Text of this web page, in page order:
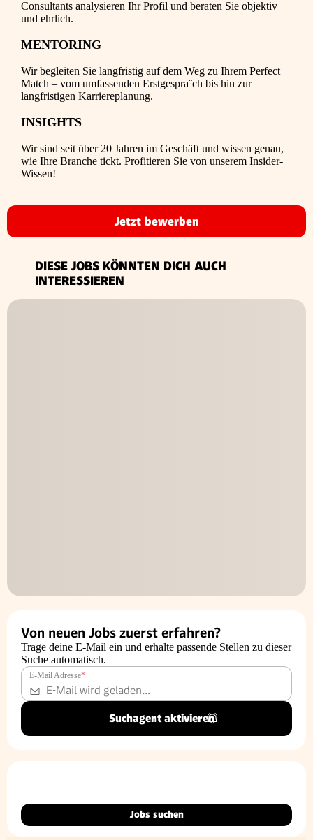
Consultants analysieren Ihr Profil und beraten Sie objektiv
und ehrlich.
MENTORING
Wir begleiten Sie langfristig auf dem Weg zu Ihrem Perfect
Match – vom umfassenden Erstgespra¨ch bis hin zur
langfristigen Karriereplanung.
INSIGHTS
Wir sind seit über 20 Jahren im Geschäft und wissen genau,
wie Ihre Branche tickt. Profitieren Sie von unserem Insider-
Wissen!
Jetzt bewerben
DIESE JOBS KÖNNTEN DICH AUCH
INTERESSIEREN
Von neuen Jobs zuerst erfahren?
Trage deine E-Mail ein und erhalte passende Stellen zu dieser
Suche automatisch.
E-Mail Adresse*
Suchagent aktivieren
Jobs suchen